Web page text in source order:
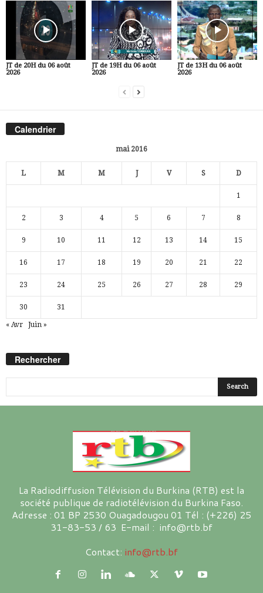
JT de 20H du 06 août
2026
JT de 19H du 06 août
2026
JT de 13H du 06 août
2026
Calendrier
mai 2016
L M M J V S D
1
2 3 4 5 6 7 8
9 10 11 12 13 14 15
16 17 18 19 20 21 22
23 24 25 26 27 28 29
30 31
« Avr Juin »
Rechercher
La Radiodiffusion Télévision du Burkina (RTB) est la
société publique de radiotélévision du Burkina Faso.
Adresse : 01 BP 2530 Ouagadougou 01 Tél : (+226) 25
31-83-53 / 63 E-mail : info@rtb.bf
Contact: info@rtb.bf